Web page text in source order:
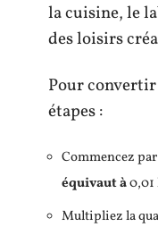
la cuisine, le
des loisirs
Pour
étapes :
Commencez
équivaut à0,01
Multipliez la